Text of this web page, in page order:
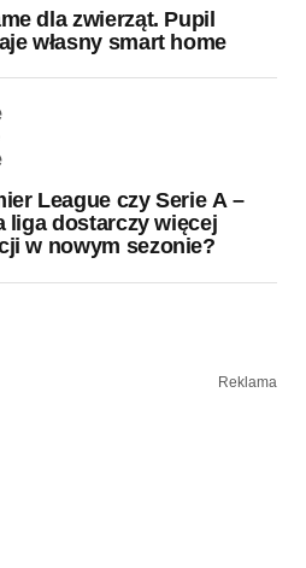
dla zwierząt. Pupil
własny smart home
League czy Serie A –
liga dostarczy więcej
w nowym sezonie?
Reklama